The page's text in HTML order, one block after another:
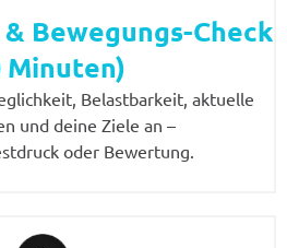
Bewegungs-Check
Minuten)
Belastbarkeit, aktuelle
und deine Ziele an –
oder Bewertung.